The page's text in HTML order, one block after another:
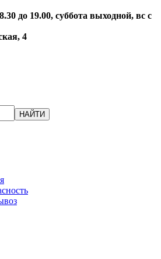
до 19.00, суббота выходной, вс с
4
НАЙТИ